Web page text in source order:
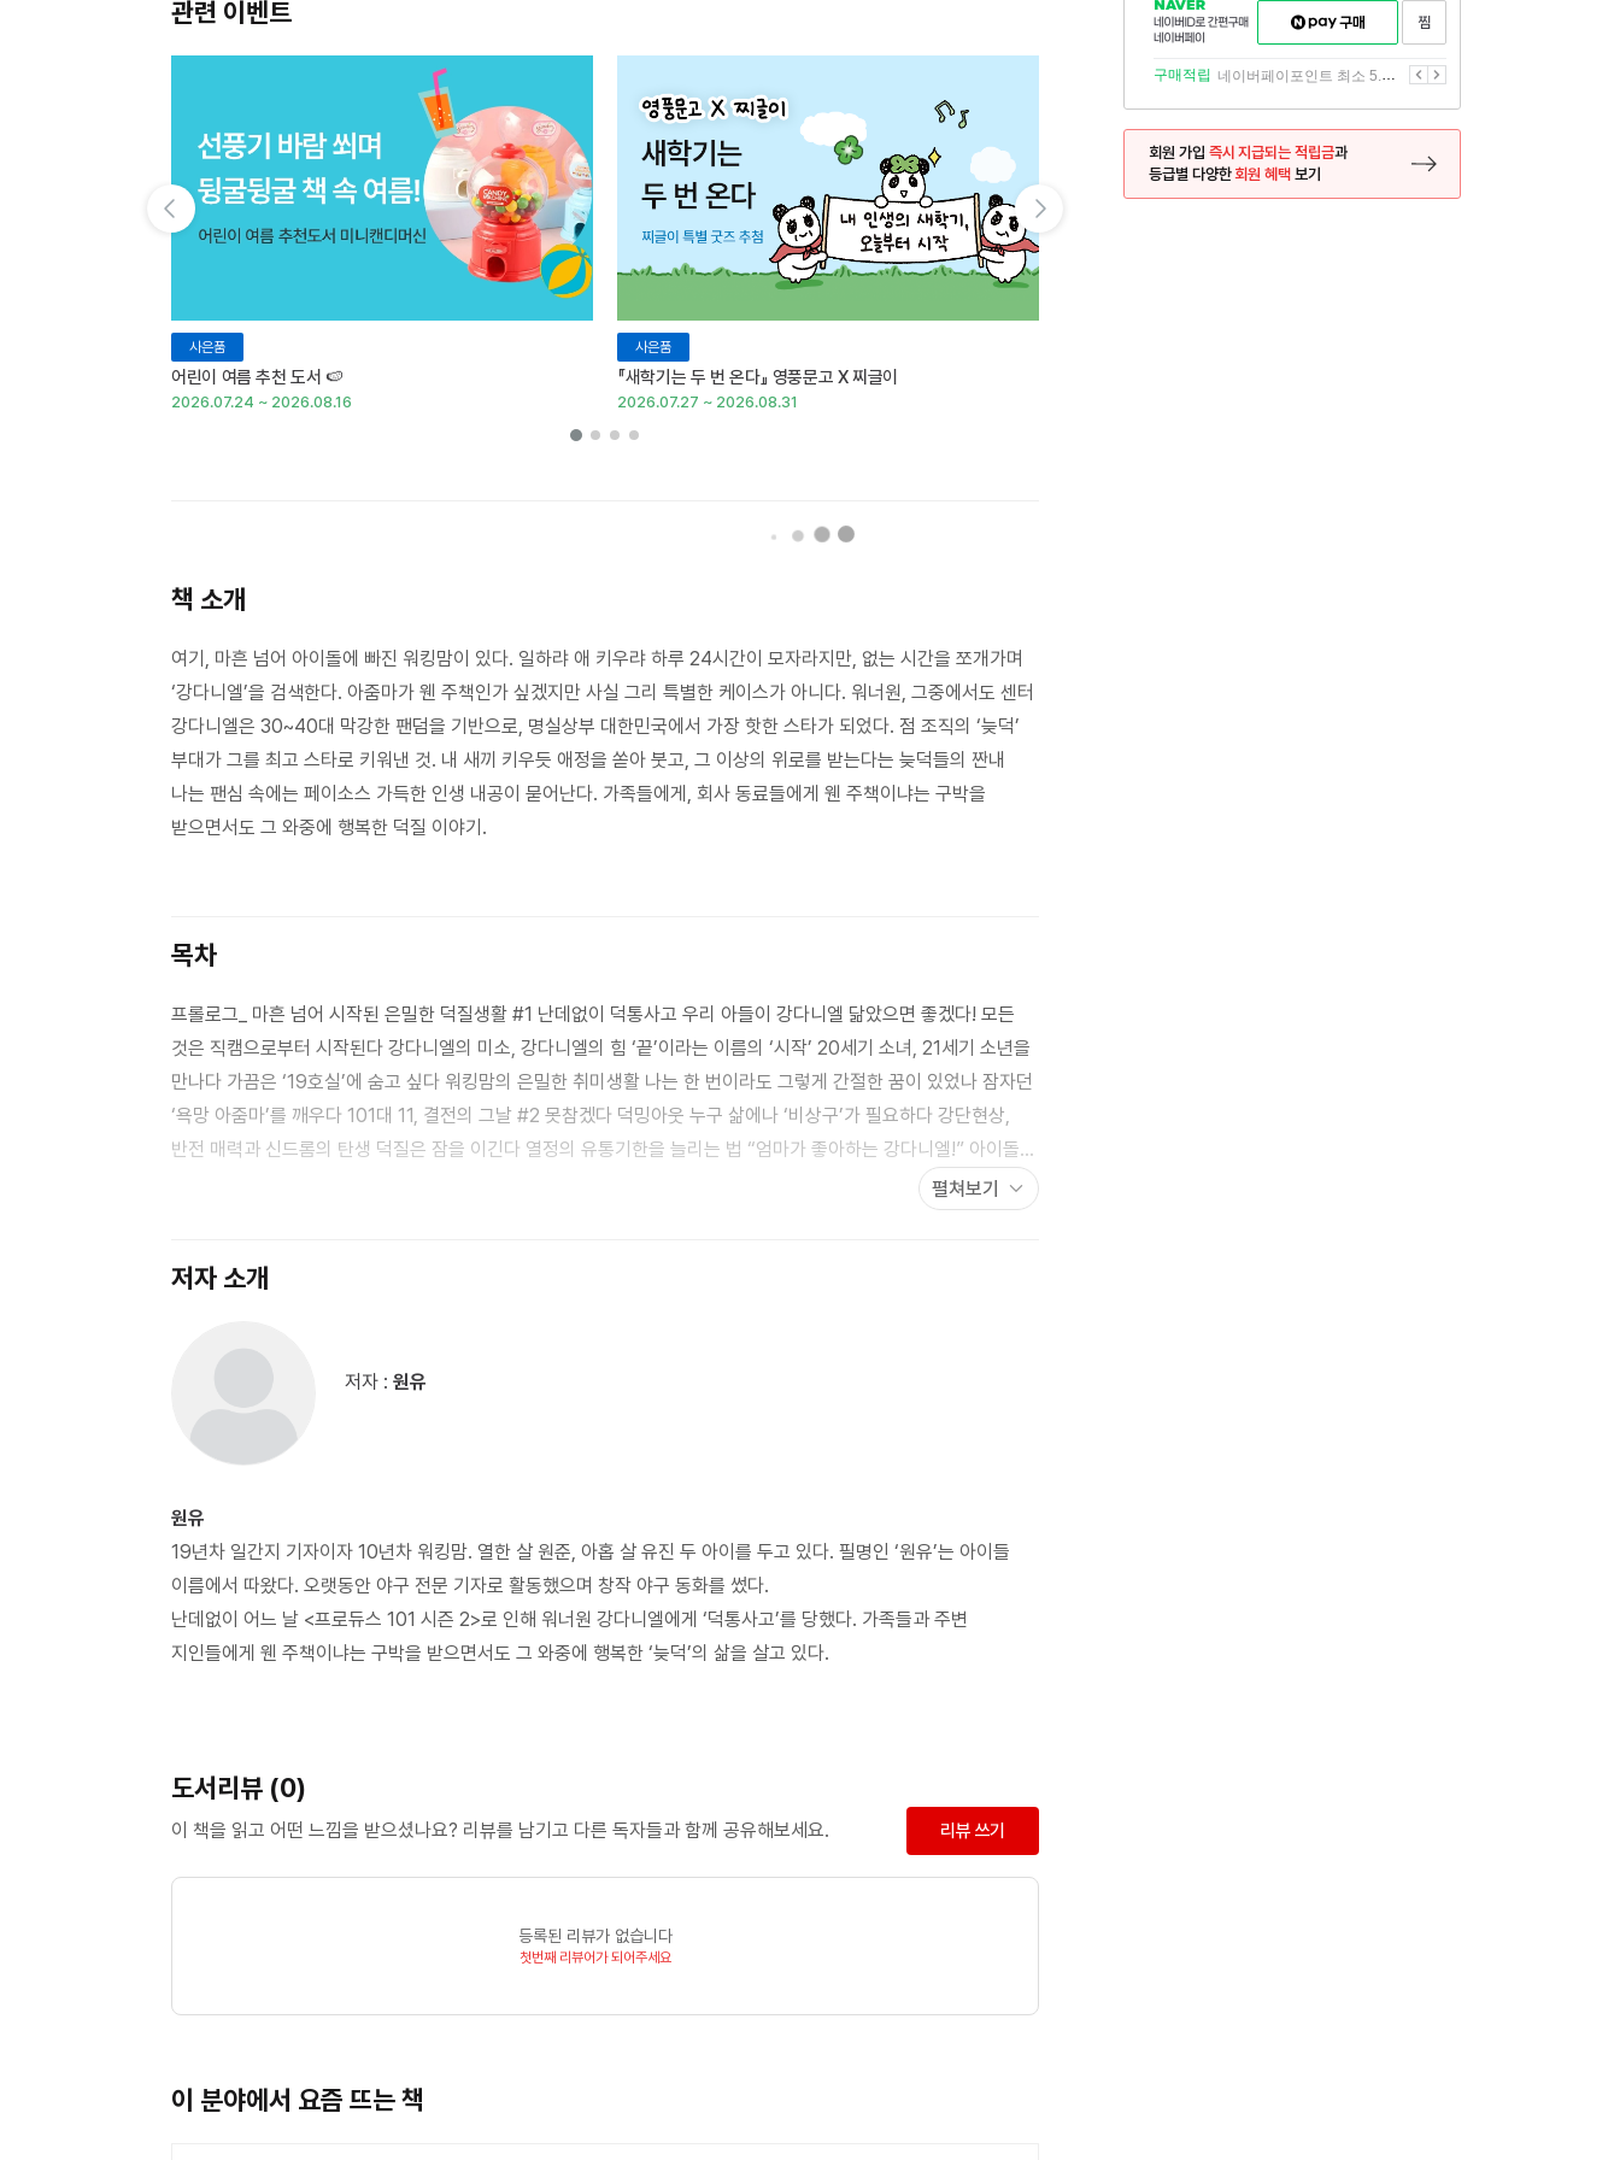
관련 이벤트
사은품
어린이 여름 추천 도서 🍉
2026.07.24 ~ 2026.08.16
사은품
『새학기는 두 번 온다』 영풍문고 X 찌글이
2026.07.27 ~ 2026.08.31
책 소개
여기, 마흔 넘어 아이돌에 빠진 워킹맘이 있다. 일하랴 애 키우랴 하루 24시간이 모자라지만, 없는 시간을 쪼개가며
‘강다니엘’을 검색한다. 아줌마가 웬 주책인가 싶겠지만 사실 그리 특별한 케이스가 아니다. 워너원, 그중에서도 센터
강다니엘은 30~40대 막강한 팬덤을 기반으로, 명실상부 대한민국에서 가장 핫한 스타가 되었다. 점 조직의 ‘늦덕’
부대가 그를 최고 스타로 키워낸 것. 내 새끼 키우듯 애정을 쏟아 붓고, 그 이상의 위로를 받는다는 늦덕들의 짠내
나는 팬심 속에는 페이소스 가득한 인생 내공이 묻어난다. 가족들에게, 회사 동료들에게 웬 주책이냐는 구박을
받으면서도 그 와중에 행복한 덕질 이야기.
목차
프롤로그_ 마흔 넘어 시작된 은밀한 덕질생활 #1 난데없이 덕통사고 우리 아들이 강다니엘 닮았으면 좋겠다! 모든
것은 직캠으로부터 시작된다 강다니엘의 미소, 강다니엘의 힘 ‘끝’이라는 이름의 ‘시작’ 20세기 소녀, 21세기 소년을
만나다 가끔은 ‘19호실’에 숨고 싶다 워킹맘의 은밀한 취미생활 나는 한 번이라도 그렇게 간절한 꿈이 있었나 잠자던
‘욕망 아줌마’를 깨우다 101대 11, 결전의 그날 #2 못참겠다 덕밍아웃 누구 삶에나 ‘비상구’가 필요하다 강단현상,
반전 매력과 신드롬의 탄생 덕질은 잠을 이긴다 열정의 유통기한을 늘리는 법 “엄마가 좋아하는 강다니엘!” 아이돌
기왕이면 어덕행덕 40대 늦덕의 아이돌 탐구생활 그들의 꿈을 응원해주고 싶은 이유 뽀통령보다 강다니엘 Walking
내가 되는 시간 덕질이 우리 삶에 가르쳐주는 것들
펼쳐보기
저자 소개
저자 : 원유
원유
19년차 일간지 기자이자 10년차 워킹맘. 열한 살 원준, 아홉 살 유진 두 아이를 두고 있다. 필명인 ‘원유’는 아이들
이름에서 따왔다. 오랫동안 야구 전문 기자로 활동했으며 창작 야구 동화를 썼다.
난데없이 어느 날 <프로듀스 101 시즌 2>로 인해 워너원 강다니엘에게 ‘덕통사고’를 당했다. 가족들과 주변
지인들에게 웬 주책이냐는 구박을 받으면서도 그 와중에 행복한 ‘늦덕’의 삶을 살고 있다.
도서리뷰 (0)
이 책을 읽고 어떤 느낌을 받으셨나요? 리뷰를 남기고 다른 독자들과 함께 공유해보세요. 리뷰 쓰기
등록된 리뷰가 없습니다
첫번째 리뷰어가 되어주세요
이 분야에서 요즘 뜨는 책
NAVER
네이버
ID로
간편구매
네이버페이
구매하기
이전
구매적립 네이버페이포인트 최소 5.5% 적립 다음
회원 가입 즉시 지급되는 적립금과
등급별 다양한회원 혜택 보기